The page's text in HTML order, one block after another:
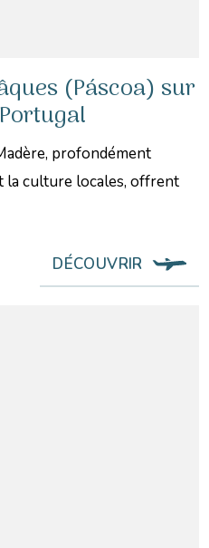
(Páscoa) sur
profondément
la culture locales, offrent
DÉCOUVRIR